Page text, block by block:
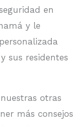
en
y le
sus residentes
otras
más consejos